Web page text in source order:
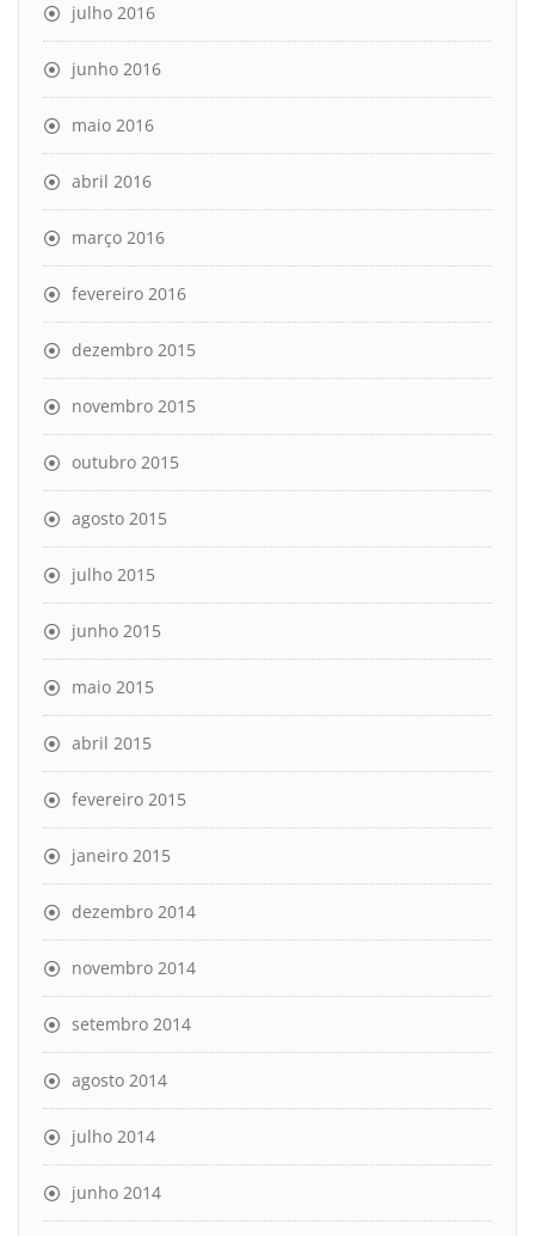
julho 2016
junho 2016
maio 2016
abril 2016
março 2016
fevereiro 2016
dezembro 2015
novembro 2015
outubro 2015
agosto 2015
julho 2015
junho 2015
maio 2015
abril 2015
fevereiro 2015
janeiro 2015
dezembro 2014
novembro 2014
setembro 2014
agosto 2014
julho 2014
junho 2014